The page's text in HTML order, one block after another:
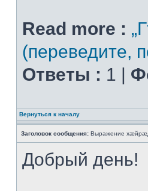
Read more :
(переведите,
Ответы : 1 |
Вернуться к началу
Заголовок сообщения: Выражение
Добрый день!